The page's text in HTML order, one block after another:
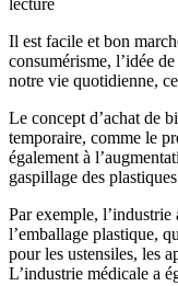
Il est facile et bon
consumérisme, l’idée
notre vie quotidienne,
Le concept d’achat de
temporaire, comme le
également à
gaspillage des
Par exemple,
l’emballage plastique,
pour les ustensiles, les
L’industrie médicale a